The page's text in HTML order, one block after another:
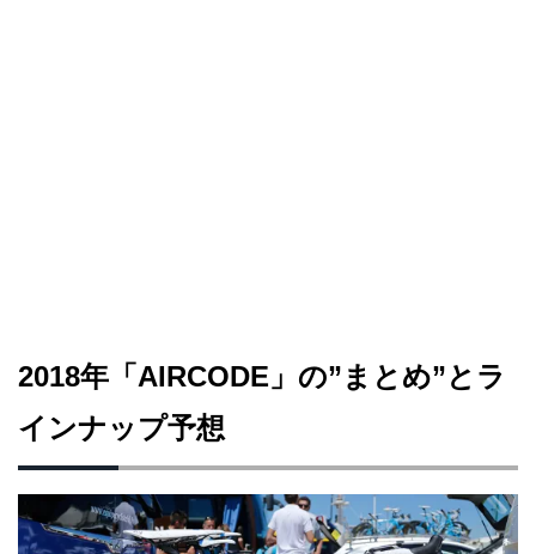
2018年「AIRCODE」の”まとめ”とラ
インナップ予想